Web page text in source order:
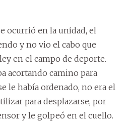
ocurrió en la unidad, el
y no vio el cabo que
en el campo de deporte.
acortando camino para
le había ordenado, no era el
para desplazarse, por
y le golpeó en el cuello.